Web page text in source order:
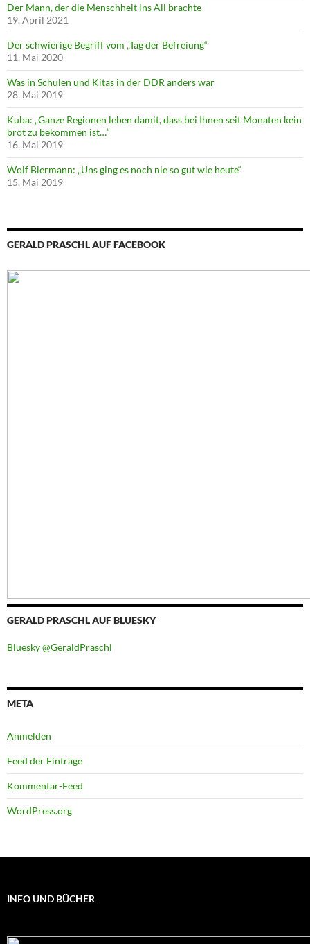
Der Mann, der die Menschheit ins All brachte
19. April 2021
Der schwierige Begriff vom „Tag der Befreiung“
11. Mai 2020
Was in Schulen und Kitas in der DDR anders war
28. Mai 2019
Kuba: „Ganze Regionen leben damit, dass bei Ihnen seit Monaten kein
brot zu bekommen ist…“
16. Mai 2019
Wolf Biermann: „Uns ging es noch nie so gut wie heute“
15. Mai 2019
GERALD PRASCHL AUF FACEBOOK
GERALD PRASCHL AUF BLUESKY
Bluesky @GeraldPraschl
META
Anmelden
Feed der Einträge
Kommentar-Feed
WordPress.org
INFO UND BÜCHER